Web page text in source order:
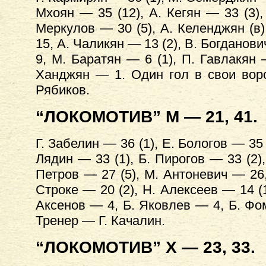
Мхоян — 35 (12), А. Кегян — 33
Меркулов — 30 (5), А. Келенджян
15, А. Чаликян — 13 (2), В.
9, М. Баратян — 6 (1), П.
Ханджян — 1. Один гол в свои
Рябиков.
“ЛОКОМОТИВ” М — 21, 41.
Г. Забелин — 36 (1), Е. Бологов —
Лядин — 33 (1), Б. Пирогов — 33
Петров — 27 (5), М. Антоневич —
Строке — 20 (2), Н. Алексеев —
Аксенов — 4, Б. Яковлев — 4, Б.
Тренер — Г. Качалин.
“ЛОКОМОТИВ” X — 23, 33.